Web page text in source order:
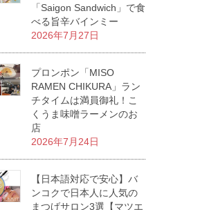
「Saigon Sandwich」で食
べる旨辛バインミー
2026年7月27日
プロンポン「MISO
RAMEN CHIKURA」ラン
チタイムは満員御礼！こ
くうま味噌ラーメンのお
店
2026年7月24日
【日本語対応で安心】バ
ンコクで日本人に人気の
まつげサロン3選【マツエ